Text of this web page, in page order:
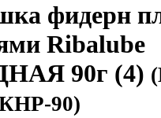
фидерн
Ribalube
90г (4)
90)